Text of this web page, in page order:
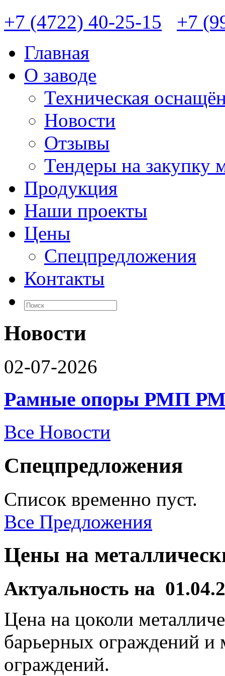
+7 (4722) 40-25-15
+7
Главная
О заводе
Техническая
Новости
Отзывы
Тендеры на закупку
Продукция
Наши проекты
Цены
Спецпредложения
Контакты
Новости
02-07-2026
Рамные опоры РМП
Все Новости
Спецпредложения
Список временно пуст.
Все Предложения
Цены на
Актуальность на
Цена на цоколи
барьерных ограждений
ограждений.